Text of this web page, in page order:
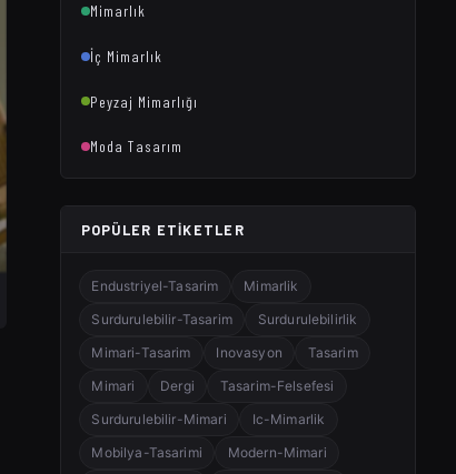
Mimarlık
İç Mimarlık
Peyzaj Mimarlığı
Moda Tasarım
POPÜLER ETIKETLER
Endustriyel-Tasarim
Mimarlik
Surdurulebilir-Tasarim
Surdurulebilirlik
Mimari-Tasarim
Inovasyon
Tasarim
Mimari
Dergi
Tasarim-Felsefesi
Surdurulebilir-Mimari
Ic-Mimarlik
Mobilya-Tasarimi
Modern-Mimari